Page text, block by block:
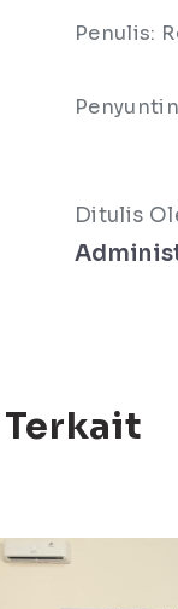
Penulis:
Ditulis